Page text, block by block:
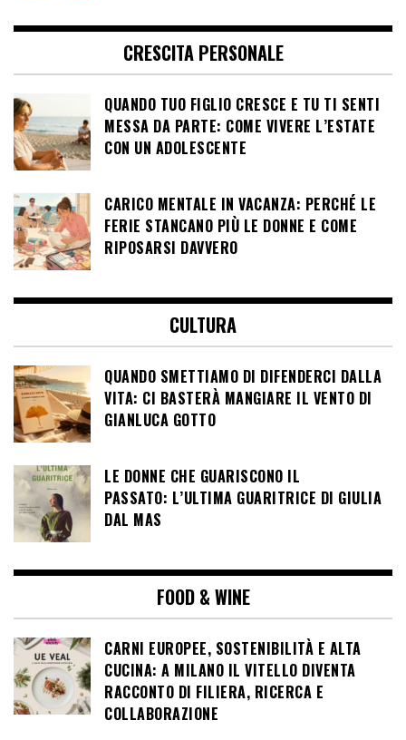
CRESCITA PERSONALE
QUANDO TUO FIGLIO CRESCE E TU TI SENTI
MESSA DA PARTE: COME VIVERE L’ESTATE
CON UN ADOLESCENTE
CARICO MENTALE IN VACANZA: PERCHÉ LE
FERIE STANCANO PIÙ LE DONNE E COME
RIPOSARSI DAVVERO
CULTURA
QUANDO SMETTIAMO DI DIFENDERCI DALLA
VITA: CI BASTERÀ MANGIARE IL VENTO DI
GIANLUCA GOTTO
LE DONNE CHE GUARISCONO IL
PASSATO: L’ULTIMA GUARITRICE DI GIULIA
DAL MAS
FOOD & WINE
CARNI EUROPEE, SOSTENIBILITÀ E ALTA
CUCINA: A MILANO IL VITELLO DIVENTA
RACCONTO DI FILIERA, RICERCA E
COLLABORAZIONE